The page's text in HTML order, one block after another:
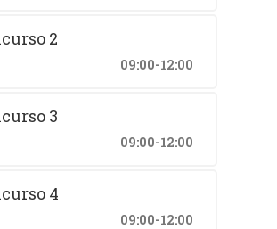
2
09:00-12:00
3
09:00-12:00
4
09:00-12:00